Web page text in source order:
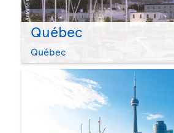
Québec
Québec